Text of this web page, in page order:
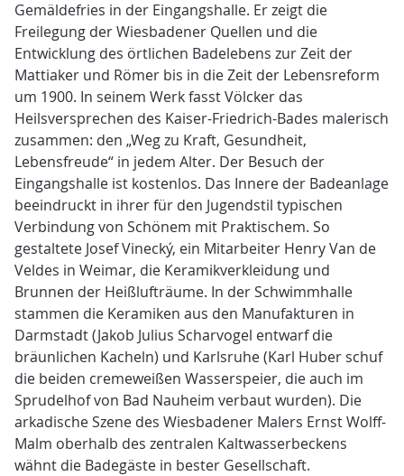
Gemäldefries in der Eingangshalle. Er zeigt die
Freilegung der Wiesbadener Quellen und die
Entwicklung des örtlichen Badelebens zur Zeit der
Mattiaker und Römer bis in die Zeit der Lebensreform
um 1900. In seinem Werk fasst Völcker das
Heilsversprechen des Kaiser-Friedrich-Bades malerisch
zusammen: den „Weg zu Kraft, Gesundheit,
Lebensfreude“ in jedem Alter. Der Besuch der
Eingangshalle ist kostenlos. Das Innere der Badeanlage
beeindruckt in ihrer für den Jugendstil typischen
Verbindung von Schönem mit Praktischem. So
gestaltete Josef Vinecký, ein Mitarbeiter Henry Van de
Veldes in Weimar, die Keramikverkleidung und
Brunnen der Heißlufträume. In der Schwimmhalle
stammen die Keramiken aus den Manufakturen in
Darmstadt (Jakob Julius Scharvogel entwarf die
bräunlichen Kacheln) und Karlsruhe (Karl Huber schuf
die beiden cremeweißen Wasserspeier, die auch im
Sprudelhof von Bad Nauheim verbaut wurden). Die
arkadische Szene des Wiesbadener Malers Ernst Wolff-
Malm oberhalb des zentralen Kaltwasserbeckens
wähnt die Badegäste in bester Gesellschaft.